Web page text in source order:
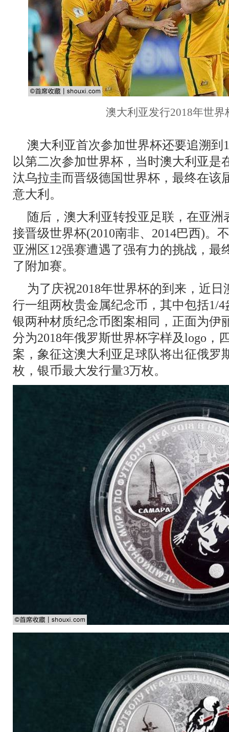
澳大利亚发行2018年世
澳大利亚首次参加世界杯还要追溯到
以第二次参加世界杯，当时澳大利亚是
汰乌拉圭而晋级德国世界杯，最终在该
意大利。
随后，澳大利亚转投亚足联，在亚
接晋级世界杯(2010南非、2014巴西)。
亚洲区12强赛遭遇了强有力的挑战，最
了附加赛。
为了庆祝2018年世界杯的到来，近
行一组两枚贵金属纪念币，其中包括1/
银两种材质纪念币图案相同，正面为伊
分为2018年俄罗斯世界杯字样及logo，
案，象征这澳大利亚足球队将出征俄罗
枚，银币最大发行量3万枚。